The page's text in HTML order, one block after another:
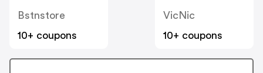
Bstnstore
10+ coupons
VicNic
10+ coupons